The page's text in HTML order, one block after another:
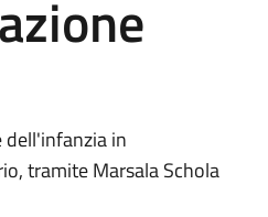
dell'infanzia in
tramite Marsala Schola